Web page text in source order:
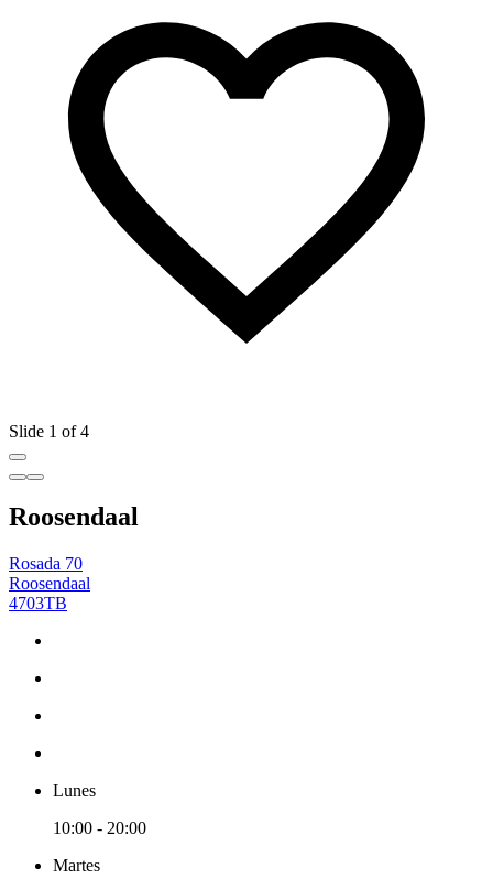
Slide 1 of 4
Roosendaal
Rosada 70
Roosendaal
4703TB
Lunes
10:00 - 20:00
Martes